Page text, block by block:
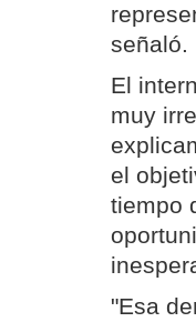
señaló.
El
muy
el
tiempo
"Esa